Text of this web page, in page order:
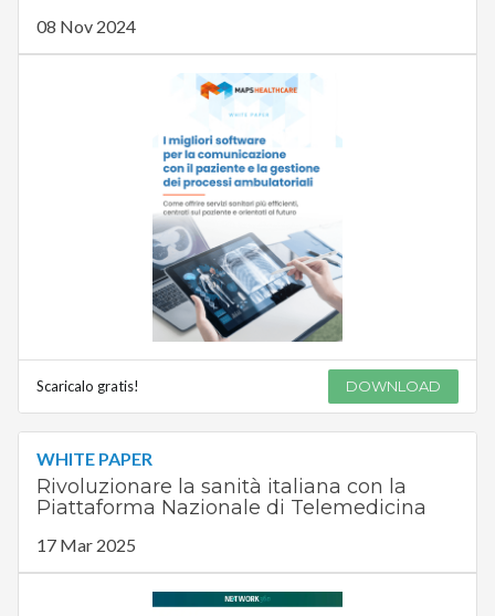
08 Nov 2024
Scaricalo gratis! DOWNLOAD
WHITE PAPER
Rivoluzionare la sanità italiana con la
Piattaforma Nazionale di Telemedicina
17 Mar 2025